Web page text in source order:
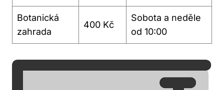
Botanická
zahrada
400 Kč
Sobota a neděle
od 10:00